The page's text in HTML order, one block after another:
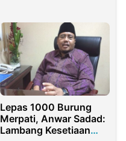
Lepas 1000 Burung
Merpati, Anwar Sadad:
Lambang Kesetiaan